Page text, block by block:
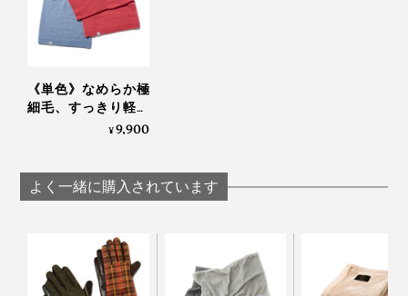
めつけない、絶妙なフィット感です。
るで、マフラーやストールを、ふんわり巻きつけたよう
な、軽やかな雰囲気に。ね、こんなにカンタン！
《単色》なめらか極
細毛、すっきり軽い
着け心地の「カシミ
¥9,900
よく一緒に購入されています